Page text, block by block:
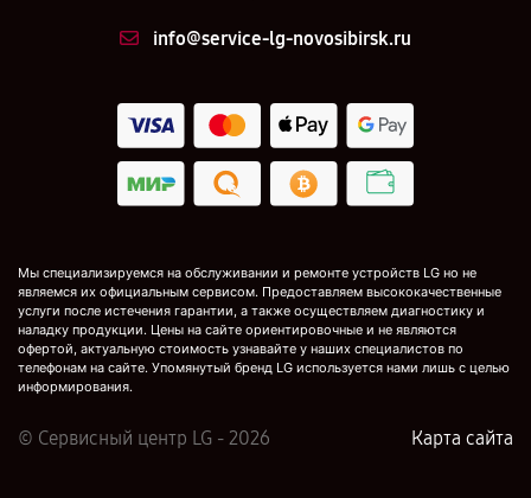
info@service-lg-novosibirsk.ru
Мы специализируемся на обслуживании и ремонте устройств LG но не
являемся их официальным сервисом. Предоставляем высококачественные
услуги после истечения гарантии, а также осуществляем диагностику и
наладку продукции. Цены на сайте ориентировочные и не являются
офертой, актуальную стоимость узнавайте у наших специалистов по
телефонам на сайте. Упомянутый бренд LG используется нами лишь с целью
информирования.
© Сервисный центр LG - 2026 Карта сайта